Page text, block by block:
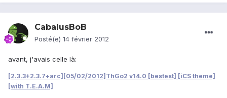
CabalusBoB
Posté(e) 14 février 2012
avant, j'avais celle là:
[2.3.3+2.3.7+arc][05/02/2012]ThGo2 v14.0 [bestest] [iCS theme]
[with T.E.A.M]